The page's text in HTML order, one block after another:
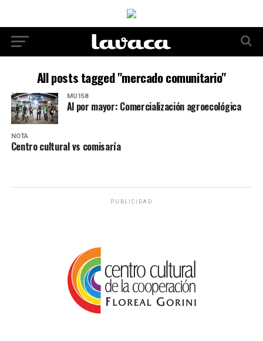
All posts tagged "mercado comunitario"
MU158
Al por mayor: Comercialización agroecológica
NOTA
Centro cultural vs comisaría
PUBLICIDAD